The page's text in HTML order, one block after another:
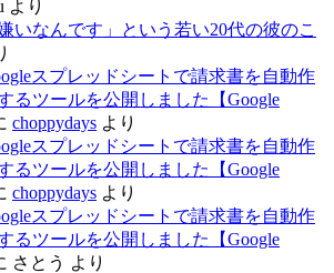
より
いなんです」という若い20代の彼のこ
スプレッドシートで請求書を自動作
るツールを公開しました【Google
choppydays より
スプレッドシートで請求書を自動作
るツールを公開しました【Google
choppydays より
スプレッドシートで請求書を自動作
るツールを公開しました【Google
さとう より